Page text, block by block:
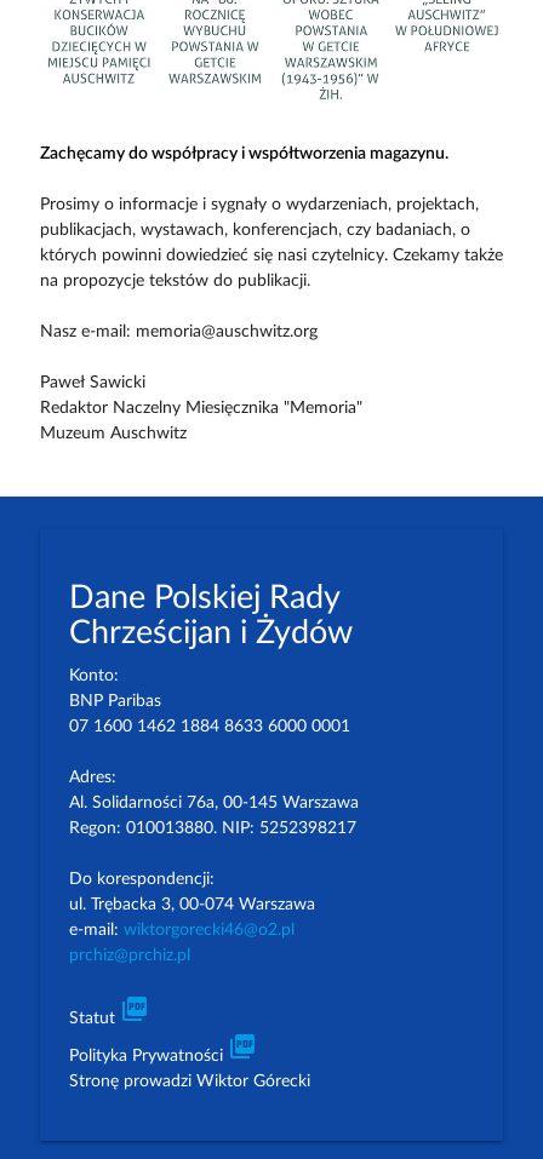
Zachęcamy do współpracy i współtworzenia magazynu.
Prosimy o informacje i sygnały o wydarzeniach, projektach,
publikacjach, wystawach, konferencjach, czy badaniach, o
których powinni dowiedzieć się nasi czytelnicy. Czekamy także
na propozycje tekstów do publikacji.
Nasz e-mail: memoria@auschwitz.org
Paweł Sawicki
Redaktor Naczelny Miesięcznika "Memoria"
Muzeum Auschwitz
Dane Polskiej Rady
Chrześcijan i Żydów
Konto:
BNP Paribas
07 1600 1462 1884 8633 6000 0001
Adres:
Al. Solidarności 76a, 00-145 Warszawa
Regon: 010013880. NIP: 5252398217
Do korespondencji:
ul. Trębacka 3, 00-074 Warszawa
e-mail: wiktorgorecki46@o2.pl
prchiz@prchiz.pl
Statut picture_as_pdf
Polityka Prywatności picture_as_pdf
Stronę prowadzi Wiktor Górecki